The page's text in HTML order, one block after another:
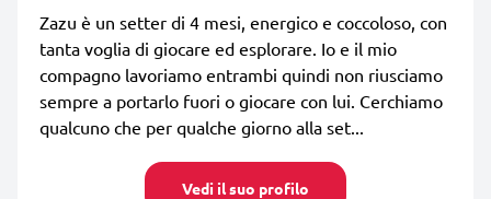
Zazu è un setter di 4 mesi, energico e coccoloso, con
tanta voglia di giocare ed esplorare. Io e il mio
compagno lavoriamo entrambi quindi non riusciamo
sempre a portarlo fuori o giocare con lui. Cerchiamo
qualcuno che per qualche giorno alla set...
Vedi il suo profilo